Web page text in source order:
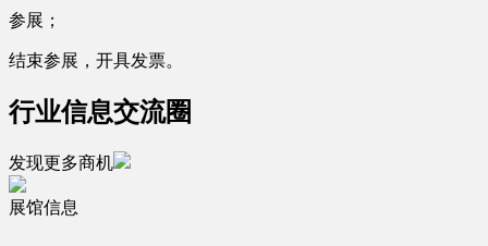
参展；
结束参展，开具发票。
行业信息交流圈
发现更多商机
展馆信息